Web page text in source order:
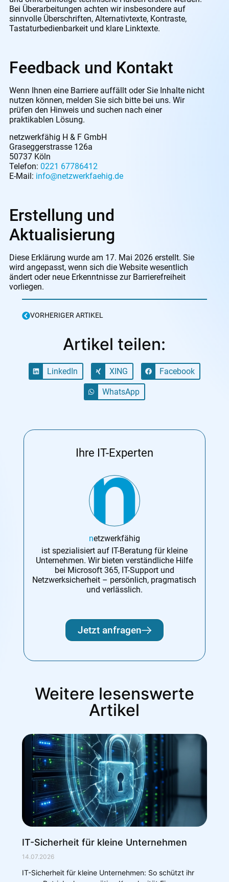
Bei Überarbeitungen achten wir insbesondere auf
sinnvolle Überschriften, Alternativtexte, Kontraste,
Tastaturbedienbarkeit und klare Linktexte.
Feedback und Kontakt
Wenn Ihnen eine Barriere auffällt oder Sie Inhalte nicht
nutzen können, melden Sie sich bitte bei uns. Wir
prüfen den Hinweis und suchen nach einer
praktikablen Lösung.
netzwerkfähig H & F GmbH
Graseggerstrasse 126a
50737 Köln
Telefon: 0221 67786412
E-Mail: info@netzwerkfaehig.de
Erstellung und
Aktualisierung
Diese Erklärung wurde am 17. Mai 2026 erstellt. Sie
wird angepasst, wenn sich die Website wesentlich
ändert oder neue Erkenntnisse zur Barrierefreiheit
vorliegen.
VORHERIGER ARTIKEL
Artikel teilen:
LinkedIn XING Facebook
WhatsApp
Ihre IT-Experten
netzwerkfähig
ist spezialisiert auf IT-Beratung für kleine
Unternehmen. Wir bieten verständliche Hilfe
bei Microsoft 365, IT-Support und
Netzwerksicherheit – persönlich, pragmatisch
und verlässlich.
Jetzt anfragen
Weitere lesenswerte
Artikel
IT-Sicherheit für kleine Unternehmen
14.07.2026
IT-Sicherheit für kleine Unternehmen: So schützt ihr